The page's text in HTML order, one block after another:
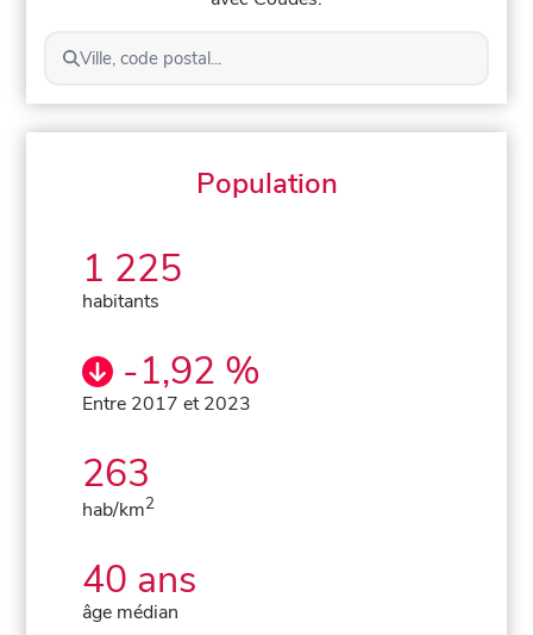
Ville, code postal...
Population
1 225
habitants
-1,92 %
Entre 2017 et 2023
263
hab/km2
40 ans
âge médian